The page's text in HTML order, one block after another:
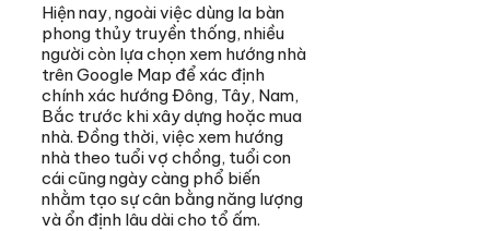
Hiện nay, ngoài việc dùng la bàn
phong thủy truyền thống, nhiều
người còn lựa chọn xem hướng nhà
trên Google Map để xác định
chính xác hướng Đông, Tây, Nam,
Bắc trước khi xây dựng hoặc mua
nhà. Đồng thời, việc xem hướng
nhà theo tuổi vợ chồng, tuổi con
cái cũng ngày càng phổ biến
nhằm tạo sự cân bằng năng lượng
và ổn định lâu dài cho tổ ấm.